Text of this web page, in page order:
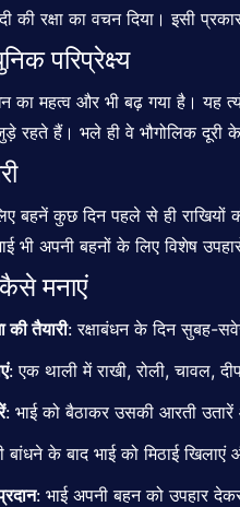
की रक्षा का वचन दिया। इसी
परिप्रेक्ष्य
का महत्व और भी बढ़ गया है। यह
रहते हैं। भले ही वे भौगोलिक दूरी
बहनें कुछ दिन पहले से ही
भी अपनी बहनों के लिए विशेष
कैसे मनाएं
तैयारी: रक्षाबंधन के दिन सुबह-
: एक थाली में राखी, रोली, चावल,
: भाई को बैठाकर उसकी आरती
बांधने के बाद भाई को मिठाई
: भाई अपनी बहन को उपहार